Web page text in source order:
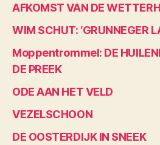
AFKOMST VAN DE
WIM SCHUT: ‘GRUNNEGER
Moppentrommel: DE
DE PREEK
ODE AAN HET VELD
VEZELSCHOON
DE OOSTERDIJK IN SNEEK